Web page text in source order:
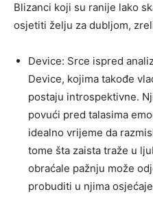
Blizanci koji su ranije lako
osjetiti želju za dubljom,
Device: Srce ispred
Device, kojima takođe
postaju introspektivne.
povući pred talasima
idealno vrijeme da
tome šta zaista traže u
obraćale pažnju može
probuditi u njima